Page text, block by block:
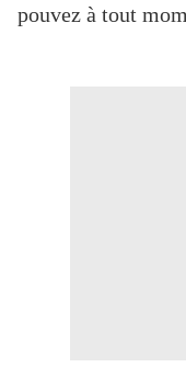
pouvez à tout